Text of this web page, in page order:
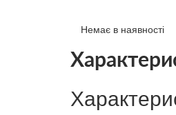
Немає в наявності